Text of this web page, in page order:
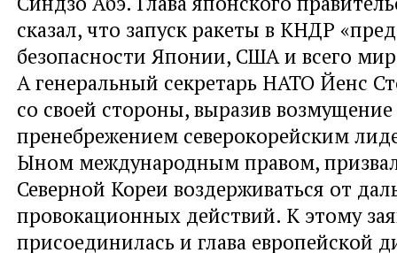
сказал, что запуск ракеты в КНДР
безопасности Японии, США и всего
А генеральный секретарь НАТО Йенс
со своей стороны, выразив возмущение
пренебрежением северокорейским
Ыном международным правом,
Северной Кореи воздерживаться от
провокационных действий. К этому
присоединилась и глава европейской